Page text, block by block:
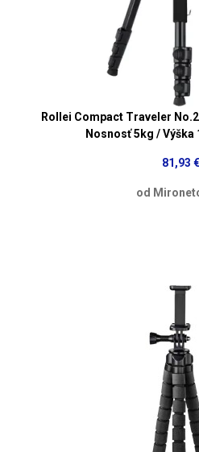
Rollei Compact Traveler
Nosnosť 5kg / Výška
81,93 €
od